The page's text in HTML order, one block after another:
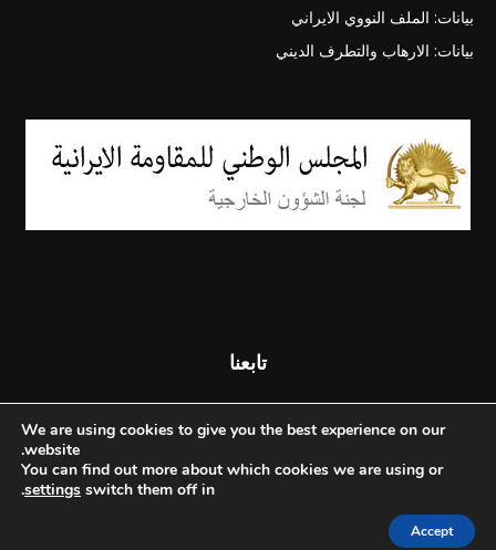
بيانات: الملف النووي الايراني
بيانات: الارهاب والتطرف الديني
تابعنا
© جميع الحقوق محفوظة - المجلس الوطني للمقاومة الإيرانية - 2026
We are using cookies to give you the best experience on our
website.
You can find out more about which cookies we are using or
switch them off in
settings
.
Accept